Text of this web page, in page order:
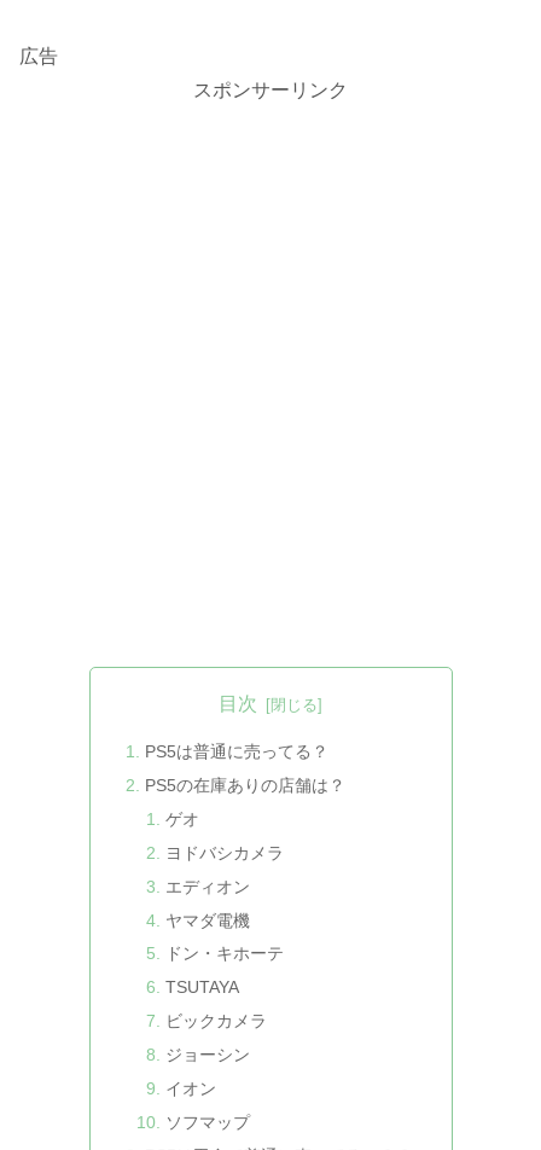
広告
スポンサーリンク
目次
PS5は普通に売ってる？
PS5の在庫ありの店舗は？
ゲオ
ヨドバシカメラ
エディオン
ヤマダ電機
ドン・キホーテ
TSUTAYA
ビックカメラ
ジョーシン
イオン
ソフマップ